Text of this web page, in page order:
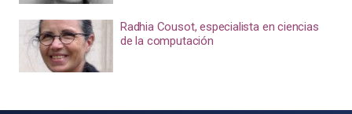
Radhia Cousot, especialista en ciencias
de la computación